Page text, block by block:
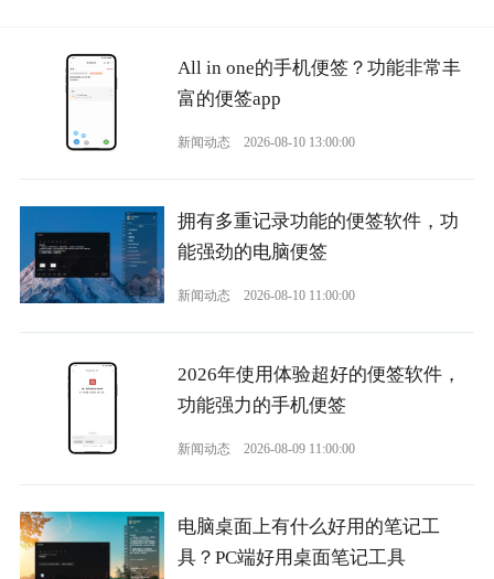
All in one的手机便签？功能非常丰
富的便签app
新闻动态 2026-08-10 13:00:00
拥有多重记录功能的便签软件，功
能强劲的电脑便签
新闻动态 2026-08-10 11:00:00
2026年使用体验超好的便签软件，
功能强力的手机便签
新闻动态 2026-08-09 11:00:00
电脑桌面上有什么好用的笔记工
具？PC端好用桌面笔记工具